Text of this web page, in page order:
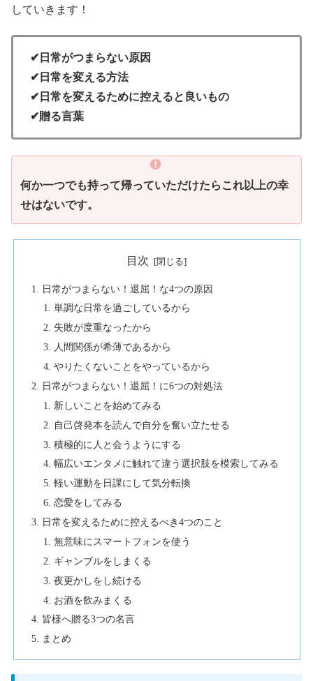
していきます！
✔日常がつまらない原因
✔日常を変える方法
✔日常を変えるために控えると良いもの
✔贈る言葉
何か一つでも持って帰っていただけたらこれ以上の幸
せはないです。
目次
日常がつまらない！退屈！な4つの原因
単調な日常を過ごしているから
失敗が度重なったから
人間関係が希薄であるから
やりたくないことをやっているから
日常がつまらない！退屈！に6つの対処法
新しいことを始めてみる
自己啓発本を読んで自分を奮い立たせる
積極的に人と会うようにする
幅広いエンタメに触れて違う選択肢を模索してみる
軽い運動を日課にして気分転換
恋愛をしてみる
日常を変えるために控えるべき4つのこと
無意味にスマートフォンを使う
ギャンブルをしまくる
夜更かしをし続ける
お酒を飲みまくる
皆様へ贈る3つの名言
まとめ